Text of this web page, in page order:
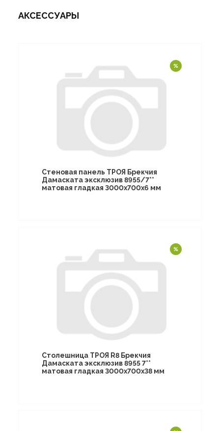
АКСЕССУАРЫ
Стеновая панель ТРОЯ Брекчия
Дамаската эксклюзив 8955/7**
матовая гладкая 3000х700х6 мм
Столешница ТРОЯ R8 Брекчия
Дамаската эксклюзив 8955 7**
матовая гладкая 3000х700х38 мм